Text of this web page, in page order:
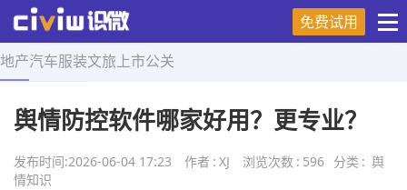
免费试用
地产汽车服装文旅 上市公关
首页 > 舆情知识 > 正文
舆情防控软件哪家好用？更专业？
发布时间:2026-06-04 17:23 作者 : XJ 浏览次数 : 596 分类 : 舆
情知识